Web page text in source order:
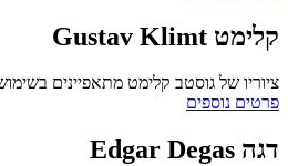
קלימט Gustav Klimt
ציוריו של גוסטב קלימט מתאפיינים
פרטים נוספים
דגה Edgar Degas